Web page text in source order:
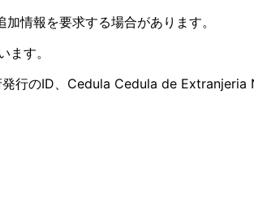
情報を要求する場合があります。
す。
発行のID、Cedula Cedula de